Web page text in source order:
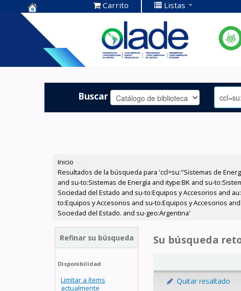
Centro de
Documentación
OLADE -
Carrito Listas
Buscar
Inicio ›
Resultados de la búsqueda para 'ccl=su:"Sistemas de
and su-to:Sistemas de Energía and itype:BK and su-
Sociedad del Estado and su-to:Equipos y Accesorios and
to:Equipos y Accesorios and su-to:Equipos y Accesorios
Sociedad del Estado. and su-geo:Argentina'
Refinar su búsqueda
Disponibilidad
Limitar a ítems
actualmente
Su búsqueda
Quitar resaltado